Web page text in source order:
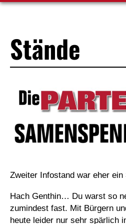
Stände
Zweiter Infostand war eher
Hach Genthin… Du warst so
zumindest fast. Mit Bürgern
heute leider nur sehr spärlich